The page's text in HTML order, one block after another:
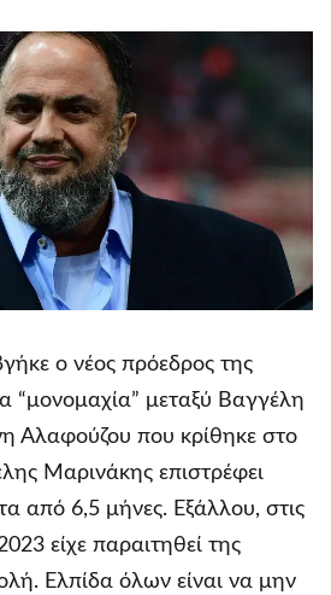
ο νέος πρόεδρος της
“μονομαχία” μεταξύ Βαγγέλη
Αλαφούζου που κρίθηκε στο
Μαρινάκης επιστρέφει
από 6,5 μήνες. Εξάλλου, στις
είχε παραιτηθεί της
Ελπίδα όλων είναι να μην